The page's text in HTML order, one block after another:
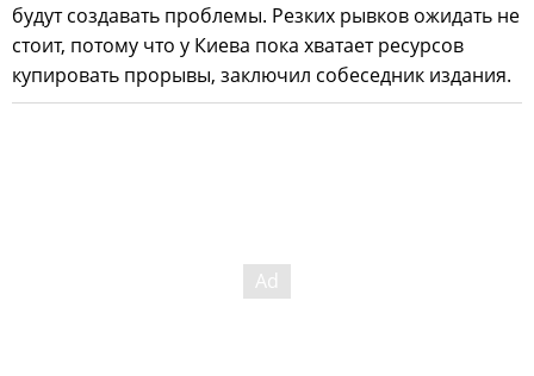
будут создавать проблемы. Резких рывков ожидать не
стоит, потому что у Киева пока хватает ресурсов
купировать прорывы, заключил собеседник издания.